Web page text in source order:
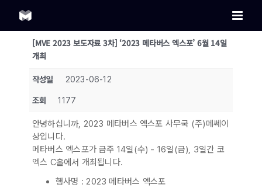
content
[MVE 2023 보도자료 3차] ‘2023 메타버스 엑스포’ 6월 14일
개최
작성일 2023-06-12
조회 1177
안녕하십니까, 2023 메타버스 엑스포 사무국 (주)메쎄이
상입니다.
메타버스 엑스포가 금주 14일(수) - 16일(금), 3일간 코
엑스 C홀에서 개최됩니다.
행사명 : 2023 메타버스 엑스포